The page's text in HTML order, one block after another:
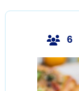
6